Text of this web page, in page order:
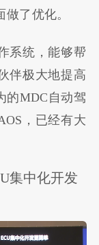
了优化。
系统，能够帮
伴极大地提高
的MDC自动驾
，已经有大
集中化开发